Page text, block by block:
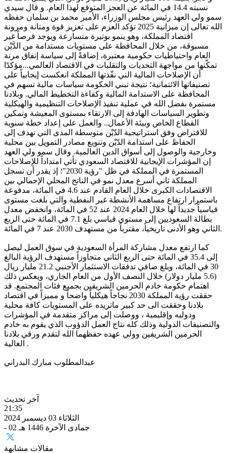
نسبته 14.4 في المائة عن العجز المتوقع لهذا العام. و قال سيدي
سمو ولي العهد رئيس مجلس الوزراء، الأمير محمد بن سلمان حفظه
الله تعالى إن ميزانية 2025 تؤكد العزم على تعزيز قوة ومتانة ومرونة
اقتصاد المملكة، وهو ينمو بوتيرة متسارعة ويوجد فرصاً غير
مسبوقة، من خلال المحافظة على مستويات مستدامة من الدَّيْن
العام واحتياطيات حكومية معتبرة، إضافةً إلى سياسة إنفاق مرنة
تمكّنها من مواجهة التحديات والتقلبات في الاقتصاد العالمي...مؤكدًا
أن الإصلاحات المالية التي نفّذتها المملكة انعكست إيجابياً على
تصنيفاتها الائتمانية؛ نتيجة تبني الحكومة سياسات مالية تسهم في
المحافظة على الاستدامة المالية وكفاءة التخطيط المالي. وبلادنا
مستمرة بفضل الله في عملية تنفيذ الإصلاحات التنظيمية والهيكلية
وتطوير السياسات الهادفة إلى الارتقاء بمستوى المعيشة وتمكين
القطاع الخاص وبيئة الأعمال.. والعمل على إعداد خطة سنوية
للاقتراض وفق استراتيجية الدّيْن متوسطة المدى التي تهدف إلى
الحفاظ على استدامة الدّيْن وتنويع مصادر التمويل بين محلية
وخارجية والوصول إلى أسواق الدين العالمية. وقال سمو ولي العهد
إن المؤشرات الإيجابية للاقتصاد السعودي تأتي امتداداً للإصلاحات
المستمرة في المملكة في ظل "رؤية 2030"؛ إذ يقدر أن تسجل
المملكة ثاني أسرع معدل نمو في الناتج المحلي الإجمالي بين
الاقتصادات الكبرى خلال العام القادم عند 4.6 في المائة، مدفوعة
باستمرار ارتفاع مساهمة الأنشطة غير النفطية والتي بلغت مستوى
قياسياً جديداً لها خلال العام 2024 عند 52 في المائة، وانخفض معدل
بطالة السعوديين إلى مستوى قياسي بلغ 7.1 في المائة حتى الربع
الثاني وهو الأدنى تاريخياً، مقترباً من مستهدف 2030 عند 7 في المائة.
كما ارتفع معدل مشاركة المرأة السعودية في سوق العمل ليصل
إلى 35.4 في المائة حتى الربع الثاني متجاوزاً مستهدف الرؤية البالغ
30 في المائة، وبلغ صافي تدفقات الاستثمار الأجنبي 21.2 مليار ريال
(5.6 مليار دولار) خلال النصف الأول من العام الجاري، ويعكس ذلك
اهتمام حكومة خادم الحرمين الشريفين بجميع فئات المجتمع. قد
حققت رؤية المملكة 2030 نجاحاً هيكلياً واضحاً و مميزاً في اقتصاد
بلادنا وحققت الى حد كبير ماتريده على المستويات كافة محلية
ودوليه وإقليمية ، ووصلت إلى مراكز متقدمة في المؤشرات
والتصنيفات الدولية وذلك كله نتاج العمل الدؤوب الذي يقوم به خادم
الحرمين الشريفين وولي عهده حفظهما الله لتقدم ورقي بلادنا
الغالية .
عبدالمطلوب مبارك البدراني
آخر تحديث
21:35
الثلاثاء 03 ديسمبر 2024
- 02 جمادى الآخرة 1446 هـ
مقالات مشابهة